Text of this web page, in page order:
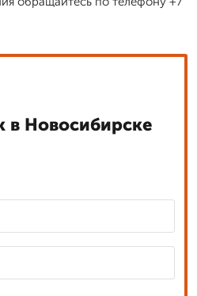
в Новосибирске